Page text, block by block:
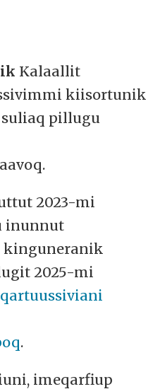
Kalaallit
kiisortunik
pillugu
2023-mi
inunnut
kinguneranik
2025-mi
.
imeqarfiup